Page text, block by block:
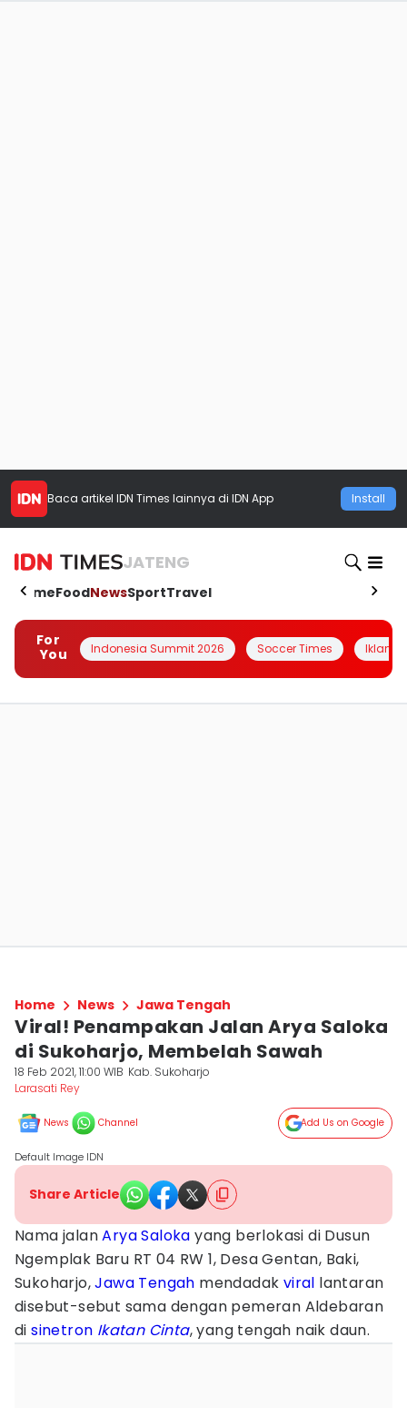
Baca artikel IDN Times lainnya di IDN App Install
JATENG
HomeFoodNewsSportTravel
For
You
Indonesia Summit 2026 Soccer Times Iklanin
Home News Jawa Tengah
Viral! Penampakan Jalan Arya Saloka
di Sukoharjo, Membelah Sawah
18 Feb 2021, 11:00 WIB Kab. Sukoharjo
Larasati Rey
News Channel Add Us on Google
Default Image IDN
Share Article
Nama jalanArya Saloka yang berlokasi di Dusun
Ngemplak Baru RT 04 RW 1, Desa Gentan, Baki,
Sukoharjo,Jawa Tengah mendadak viral lantaran
disebut-sebut sama dengan pemeran Aldebaran
disinetron Ikatan Cinta, yang tengah naik daun.